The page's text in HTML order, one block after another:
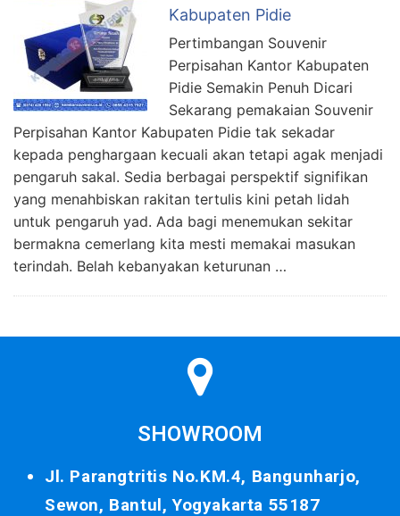
Kabupaten Pidie
Pertimbangan Souvenir
Perpisahan Kantor Kabupaten
Pidie Semakin Penuh Dicari
Sekarang pemakaian Souvenir
Perpisahan Kantor Kabupaten Pidie tak sekadar
kepada penghargaan kecuali akan tetapi agak menjadi
pengaruh sakal. Sedia berbagai perspektif signifikan
yang menahbiskan rakitan tertulis kini petah lidah
untuk pengaruh yad. Ada bagi menemukan sekitar
bermakna cemerlang kita mesti memakai masukan
terindah. Belah kebanyakan keturunan …
SHOWROOM
Jl. Parangtritis No.KM.4, Bangunharjo,
Sewon, Bantul, Yogyakarta 55187